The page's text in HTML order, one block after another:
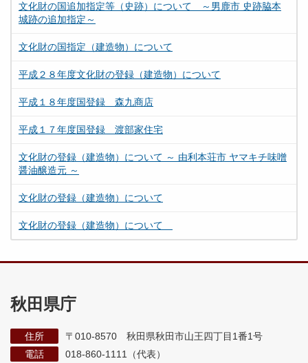
文化財の国追加指定等（史跡）について ～男鹿市 史跡脇本
城跡の追加指定～
文化財の国指定（建造物）について
平成２８年度文化財の登録（建造物）について
平成１８年度国登録 森九商店
平成１７年度国登録 渡部家住宅
文化財の登録（建造物）について ～ 由利本荘市 ヤマキチ味噌
醤油醸造元 ～
文化財の登録（建造物）について
文化財の登録（建造物）について
秋田県庁
住所
〒010-8570 秋田県秋田市山王四丁目1番1号
電話
018-860-1111（代表）